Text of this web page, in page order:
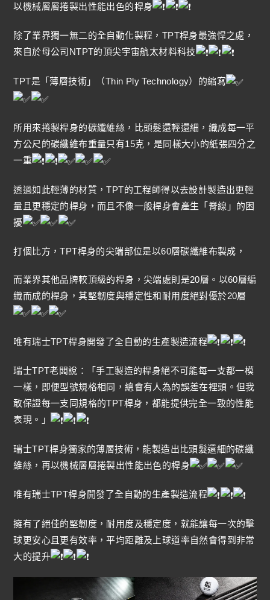
以機械層層捲製出性能出色的桿身
除了業界獨一無二的全自動化製程，TPT桿身最強悍之處，
來自於母公司NTPT的頂尖宇宙航太材料科技
TPT是「薄層技術」（Thin Ply Technology）的縮寫
所用來捲製桿身的碳纖維絲，比頭髮還輕還細，織成每一平
方公尺的碳纖維布重量只有15克，是同樣大小的紙張四分之
一重
透過如此輕薄的材質，TPT的工程師得以去設計製造出更輕
量且更穩定的桿身，而且不像一般桿身會產生「脊線」的困
擾
打個比方，TPT桿身的尖端部位是以60層碳纖維布製成，
而業界其他品牌較頂級的桿身，尖端處則是20層。以60層編
織而成的桿身，其堅韌度與穩定性和耐用度絕對優於20層
唯有瑞士TPT桿身開發了全自動的生產製造流程
瑞士TPT老闆說：「手工製造的桿身絕不可能每一支都一模
一樣，即便型號規格相同，總會有人為的誤差在裡頭。但我
敢保證每一支同規格的TPT桿身，都能提供完全一致的性能
表現。」
瑞士TPT桿身獨家的薄層技術，能製造出比頭髮還細的碳纖
維絲，再以機械層層捲製出性能出色的桿身
唯有瑞士TPT桿身開發了全自動的生產製造流程
擁有了絕佳的堅韌度，耐用度及穩定度，就能讓每一次的擊
球更安心且更有效率，平均距離及上球道率自然會得到非常
大的提升